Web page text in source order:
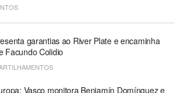
garantias ao River Plate e encaminha
Facundo Colidio
Vasco monitora Benjamín Domínguez e